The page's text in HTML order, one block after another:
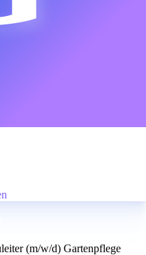
(m/w/d) Gartenpflege